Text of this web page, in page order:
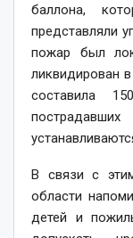
баллона,
представляли
пожар был
ликвидирован
составила
В связи с
области
детей и